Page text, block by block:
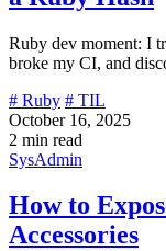
Ruby dev moment: I
broke my CI, and
# Ruby # TIL
October 16, 2025
2 min read
SysAdmin
How to
Accessories